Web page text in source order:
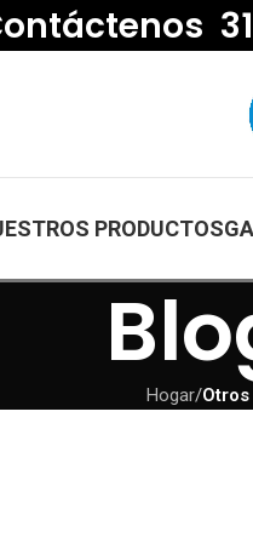
PRODUCTOS
Hogar/Otros